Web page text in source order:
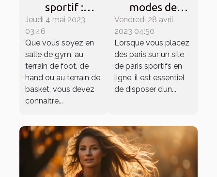
sportif :
comment
choisir ses
tenues de sport
pour plus de
performance ?
Jeudi 4 mai 2023
03:46
Que vous soyez en
salle de gym, au
terrain de foot, de
hand ou au terrain de
basket, vous devez
connaitre...
modes de
paiement
disponibles sur
1xBet SN ?
Vendredi 28 avril
2023 04:50
Lorsque vous placez
des paris sur un site
de paris sportifs en
ligne, il est essentiel
de disposer d’un...